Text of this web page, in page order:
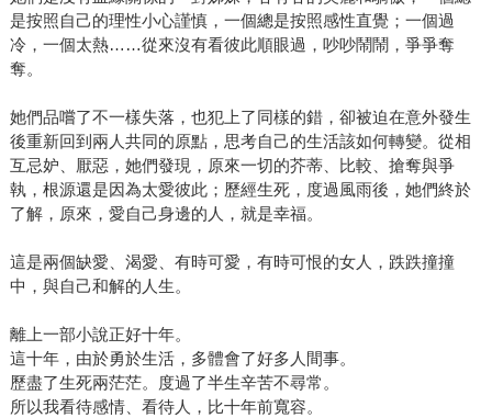
發，第一本《人生實用商學院：誰偷了你的錢？》她以自身
經驗告訴讀者理財前要先改變對錢的想法，第二本則主要提
理性思維告訴讀者，現在通膨時代來臨，我們需要有新的應
對方針保護自己的財富，以及錯誤的理財方式並不會達到正
確的結果。 透過今年的這兩本著作與多元的人生路徑，吳淡
如向世界展示，人生不只有一種可能。因此在獲得今年度金
石堂年度風雲作家的殊榮時，更希望透過獎項為讀者帶來更
示：「謝謝金石堂、謝謝讀者，我很少得獎，無論如何，我
的自己，一個享受活著的感覺的作者，一個自己在往前走也
能夠鼓勵大家好好生活的作者。」
是按照自己的理性小心謹慎，一個總是按照感性直覺；一個過
冷，一個太熱……從來沒有看彼此順眼過，吵吵鬧鬧，爭爭奪
奪。
她們品嚐了不一樣失落，也犯上了同樣的錯，卻被迫在意外發生
後重新回到兩人共同的原點，思考自己的生活該如何轉變。從相
互忌妒、厭惡，她們發現，原來一切的芥蒂、比較、搶奪與爭
執，根源還是因為太愛彼此；歷經生死，度過風雨後，她們終於
了解，原來，愛自己身邊的人，就是幸福。
這是兩個缺愛、渴愛、有時可愛，有時可恨的女人，跌跌撞撞
中，與自己和解的人生。
離上一部小說正好十年。
這十年，由於勇於生活，多體會了好多人間事。
歷盡了生死兩茫茫。度過了半生辛苦不尋常。
所以我看待感情、看待人，比十年前寬容。